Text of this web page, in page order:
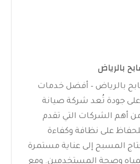
بالرياض
بالرياض – أفضل خدمات
جودة تُعد شركة صيانة
أهم الشركات التي تقدم
على نظافة وكفاءة
المسبح إلى عناية مستمرة
وصحة المستخدمين. ومع